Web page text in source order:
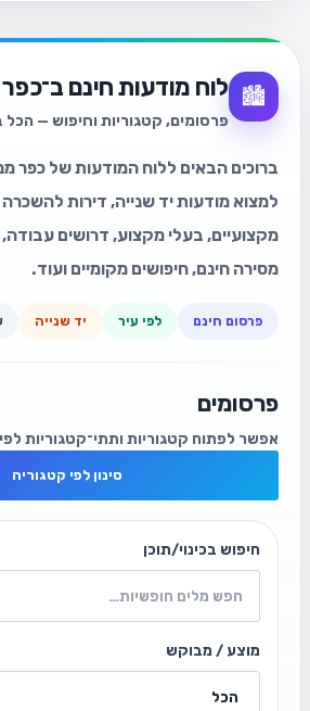
🏙️ לוח מודעות חינם
פרסומים, קטגוריות וחיפוש —
ברוכים הבאים ללוח המודעות של כפר
למצוא מודעות יד שנייה, דירות להשכרה
מקצועיים, בעלי מקצוע, דרושים
מסירה חינם, חיפושים מקומיים ועוד.
פרסום חינם לפי עיר יד שנייה
פרסומים
אפשר לפתוח קטגוריות ותתי־קטגוריות
סינון לפי קטגוריה
חיפוש בכינוי/תוכן
מוצע / מבוקש